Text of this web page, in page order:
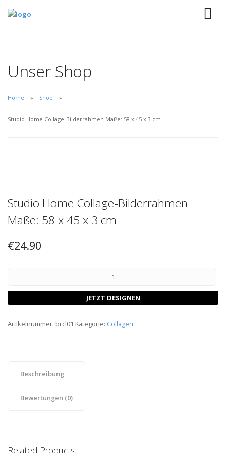
Unser Shop
Home Shop
Studio Home Collage-Bilderrahmen Maße: 58 x 45 x 3 cm
Studio Home Collage-Bilderrahmen
Maße: 58 x 45 x 3 cm
€24.90
JETZT DESIGNEN
Artikelnummer: brcl01 Kategorie: Collagen
Beschreibung
Bewertungen (0)
Related Products